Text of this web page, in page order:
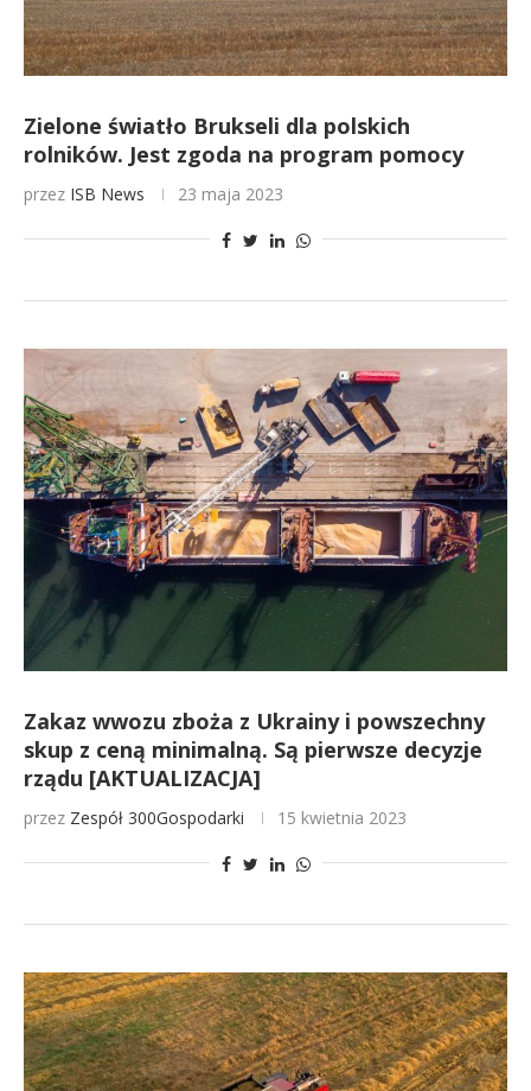
Zielone światło Brukseli dla polskich
rolników. Jest zgoda na program pomocy
przez ISB News 23 maja 2023
Zakaz wwozu zboża z Ukrainy i powszechny
skup z ceną minimalną. Są pierwsze decyzje
rządu [AKTUALIZACJA]
przez Zespół 300Gospodarki 15 kwietnia 2023